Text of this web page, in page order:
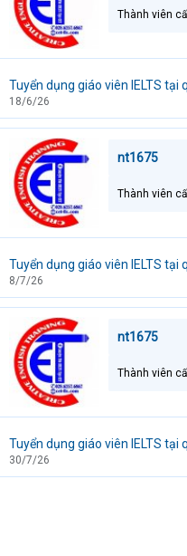
Thành viên
Tuyển dụng giáo viên IELTS tại
18/6/26
nt1675
Thành viên
Tuyển dụng giáo viên IELTS tại
8/7/26
nt1675
Thành viên
Tuyển dụng giáo viên IELTS tại
30/7/26